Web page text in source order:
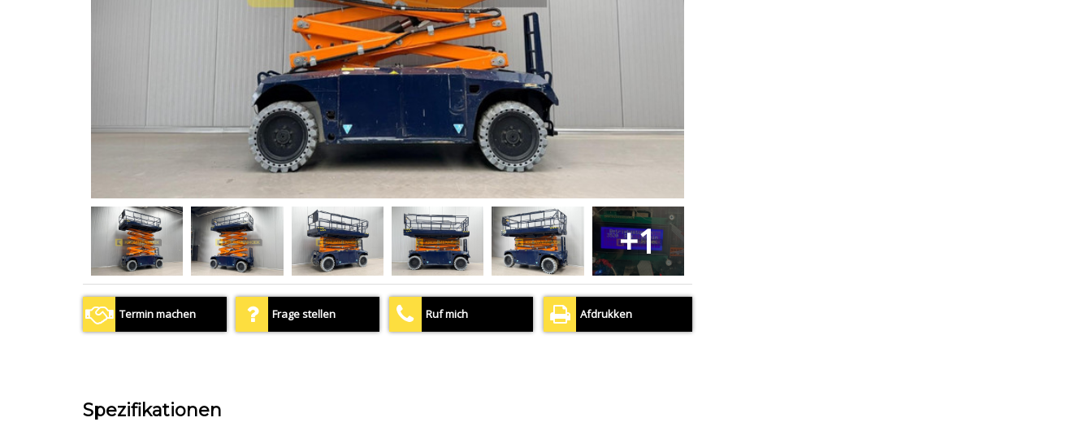
+1
Termin machen Frage stellen Ruf mich Afdrukken
Spezifikationen